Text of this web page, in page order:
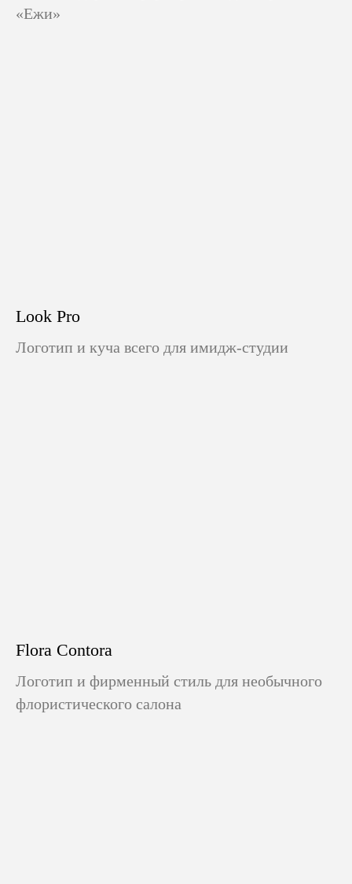
«Ежи»
Look Pro
Логотип и куча всего для имидж-студии
Flora Contora
Логотип и фирменный стиль для необычного
флористического салона